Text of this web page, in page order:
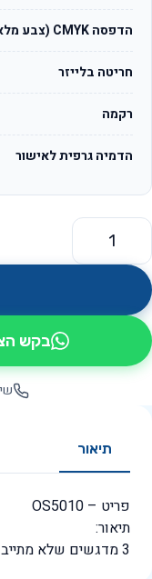
הדפסה CMYK (צבע מלא)
חריטה בלייזר
רקמה
הדמיה גרפית לאישור
כמות של 3 מדגשים זוהר
בקש
תיאור
פריט – OS5010
תיאור:
3 מדגשים שלא מתייבשים במארז קפיצי